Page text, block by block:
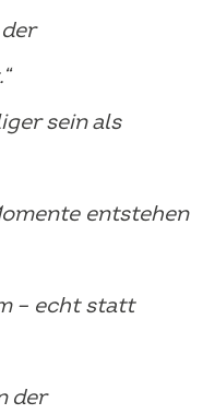
sein als
entstehen
– echt statt
der